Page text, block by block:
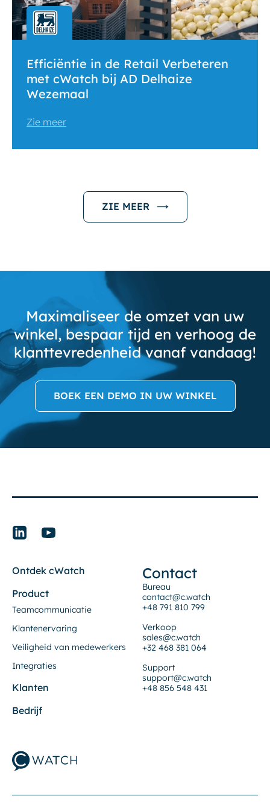
Efficiëntie in de Retail Verbeteren
met cWatch bij AD Delhaize
Wezemaal
Zie meer
ZIE MEER
Maximaliseer de omzet van uw
winkel, bespaar tijd en verhoog de
klanttevredenheid vanaf vandaag!
BOEK EEN DEMO IN UW WINKEL
Ontdek cWatch
Product
Teamcommunicatie
Klantenervaring
Veiligheid van medewerkers
Integraties
Klanten
Bedrijf
Contact
Bureau
contact@c.watch
+48 791 810 799
Verkoop
sales@c.watch
+32 468 381 064
Support
support@c.watch
+48 856 548 431